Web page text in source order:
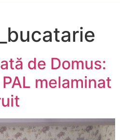
de Domus:
melaminat